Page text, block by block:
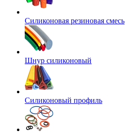
Силиконовая резиновая смесь
Шнур силиконовый
Силиконовый профиль